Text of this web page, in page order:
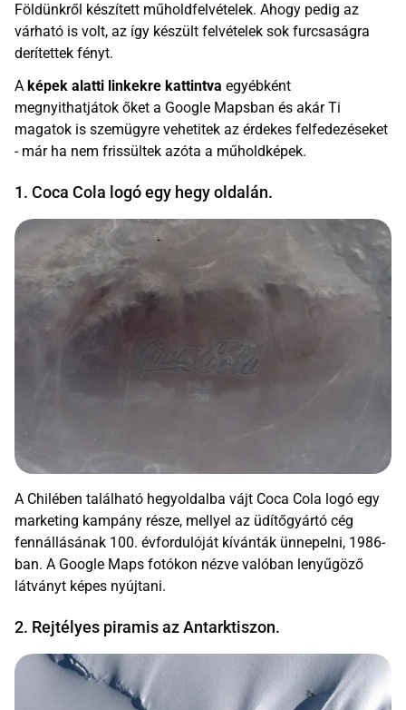
Földünkről készített műholdfelvételek. Ahogy pedig az
várható is volt, az így készült felvételek sok furcsaságra
derítettek fényt.
A képek alatti linkekre kattintva egyébként
megnyithatjátok őket a Google Mapsban és akár Ti
magatok is szemügyre vehetitek az érdekes felfedezéseket
- már ha nem frissültek azóta a műholdképek.
1. Coca Cola logó egy hegy oldalán.
A Chilében található hegyoldalba vájt Coca Cola logó egy
marketing kampány része, mellyel az üdítőgyártó cég
fennállásának 100. évfordulóját kívánták ünnepelni, 1986-
ban. A Google Maps fotókon nézve valóban lenyűgöző
látványt képes nyújtani.
2. Rejtélyes piramis az Antarktiszon.